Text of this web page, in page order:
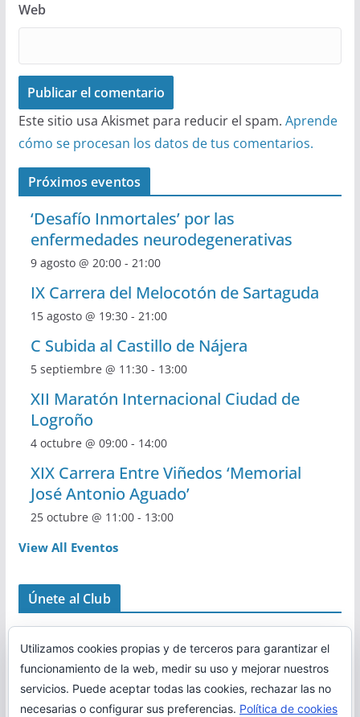
Web
Este sitio usa Akismet para reducir el spam. Aprende
cómo se procesan los datos de tus comentarios.
Próximos eventos
‘Desafío Inmortales’ por las
enfermedades neurodegenerativas
9 agosto @ 20:00- 21:00
IX Carrera del Melocotón de Sartaguda
15 agosto @ 19:30- 21:00
C Subida al Castillo de Nájera
5 septiembre @ 11:30- 13:00
XII Maratón Internacional Ciudad de
Logroño
4 octubre @ 09:00- 14:00
XIX Carrera Entre Viñedos ‘Memorial
José Antonio Aguado’
25 octubre @ 11:00- 13:00
View All Eventos
Únete al Club
Utilizamos cookies propias y de terceros para garantizar el
funcionamiento de la web, medir su uso y mejorar nuestros
servicios. Puede aceptar todas las cookies, rechazar las no
necesarias o configurar sus preferencias. Política de cookies